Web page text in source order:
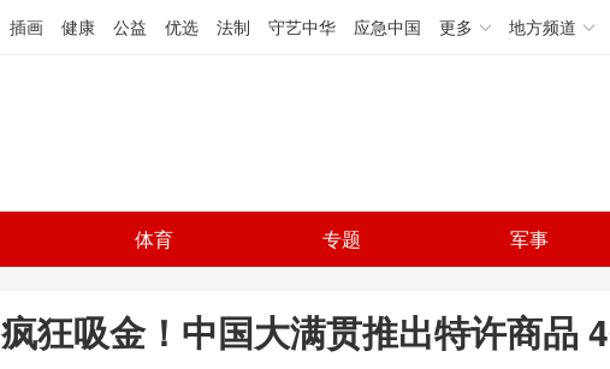
插画 健康 公益 优选 法制 守艺中华 应急中国 更多 地方频道
体育 专题 军事
疯狂吸金！中国大满贯推出特许商品